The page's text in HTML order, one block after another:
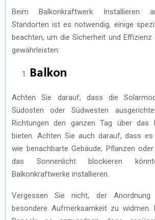
Beim Balkonkraftwerk Installieren
Standorten ist es notwendig, einige
beachten, um die Sicherheit und
gewährleisten:
Balkon
Achten Sie darauf, dass die
Südosten oder Südwesten
Richtungen den ganzen Tag über das
bieten. Achten Sie auch darauf, dass es
wie benachbarte Gebäude, Pflanzen
das Sonnenlicht blockieren
Balkonkraftwerke installieren.
Vergessen Sie nicht, der Anordnung
besondere Aufmerksamkeit zu